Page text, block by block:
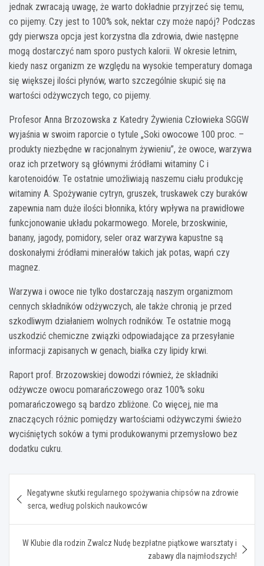
jednak zwracają uwagę, że warto dokładnie przyjrzeć się temu,
co pijemy. Czy jest to 100% sok, nektar czy może napój? Podczas
gdy pierwsza opcja jest korzystna dla zdrowia, dwie następne
mogą dostarczyć nam sporo pustych kalorii. W okresie letnim,
kiedy nasz organizm ze względu na wysokie temperatury domaga
się większej ilości płynów, warto szczególnie skupić się na
wartości odżywczych tego, co pijemy.
Profesor Anna Brzozowska z Katedry Żywienia Człowieka SGGW
wyjaśnia w swoim raporcie o tytule „Soki owocowe 100 proc. –
produkty niezbędne w racjonalnym żywieniu”, że owoce, warzywa
oraz ich przetwory są głównymi źródłami witaminy C i
karotenoidów. Te ostatnie umożliwiają naszemu ciału produkcję
witaminy A. Spożywanie cytryn, gruszek, truskawek czy buraków
zapewnia nam duże ilości błonnika, który wpływa na prawidłowe
funkcjonowanie układu pokarmowego. Morele, brzoskwinie,
banany, jagody, pomidory, seler oraz warzywa kapustne są
doskonałymi źródłami minerałów takich jak potas, wapń czy
magnez.
Warzywa i owoce nie tylko dostarczają naszym organizmom
cennych składników odżywczych, ale także chronią je przed
szkodliwym działaniem wolnych rodników. Te ostatnie mogą
uszkodzić chemiczne związki odpowiadające za przesyłanie
informacji zapisanych w genach, białka czy lipidy krwi.
Raport prof. Brzozowskiej dowodzi również, że składniki
odżywcze owocu pomarańczowego oraz 100% soku
pomarańczowego są bardzo zbliżone. Co więcej, nie ma
znaczących różnic pomiędzy wartościami odżywczymi świeżo
wyciśniętych soków a tymi produkowanymi przemysłowo bez
dodatku cukru.
wpisu
Negatywne skutki regularnego spożywania chipsów na zdrowie
serca, według polskich naukowców
W Klubie dla rodzin Zwalcz Nudę bezpłatne piątkowe warsztaty i
zabawy dla najmłodszych!